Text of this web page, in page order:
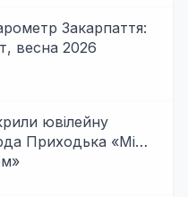
Закарпаття:
весна 2026
ювілейну
Приходька «Між